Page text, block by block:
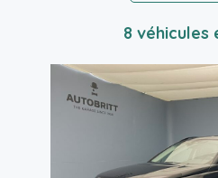
8 véhicules